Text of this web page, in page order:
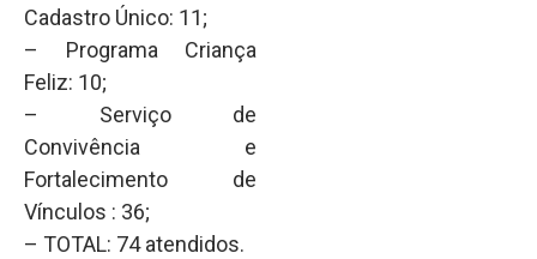
Cadastro Único: 11;
– Programa Criança
Feliz: 10;
– Serviço de
Convivência e
Fortalecimento de
Vínculos : 36;
– TOTAL: 74 atendidos.